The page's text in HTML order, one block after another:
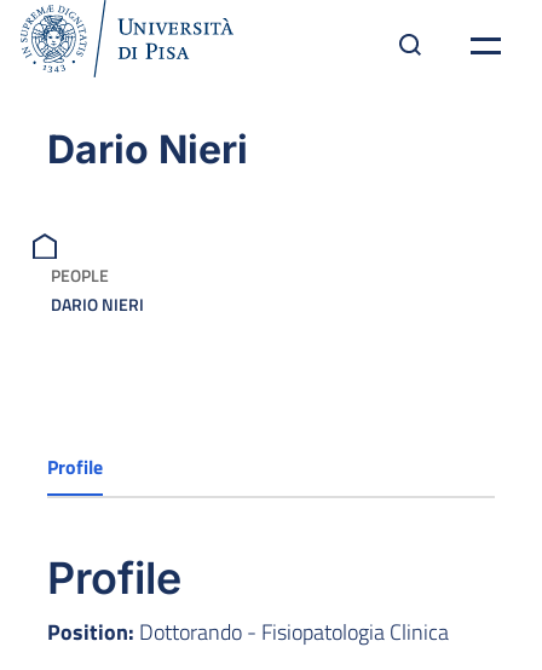
Dario Nieri
PEOPLE
DARIO NIERI
Profile
Profile
Position: Dottorando - Fisiopatologia Clinica